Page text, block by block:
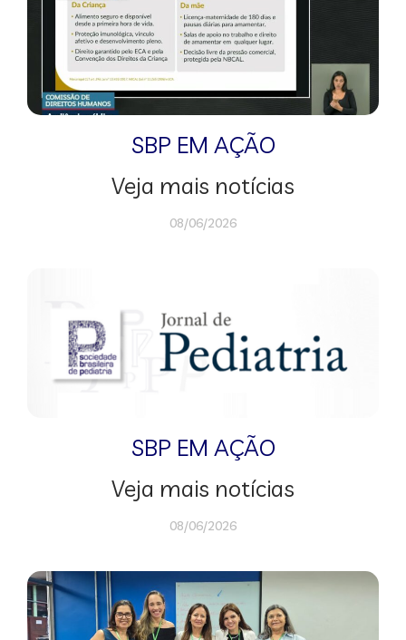
SBP EM AÇÃO
Veja mais notícias
08/06/2026
SBP EM AÇÃO
Veja mais notícias
08/06/2026